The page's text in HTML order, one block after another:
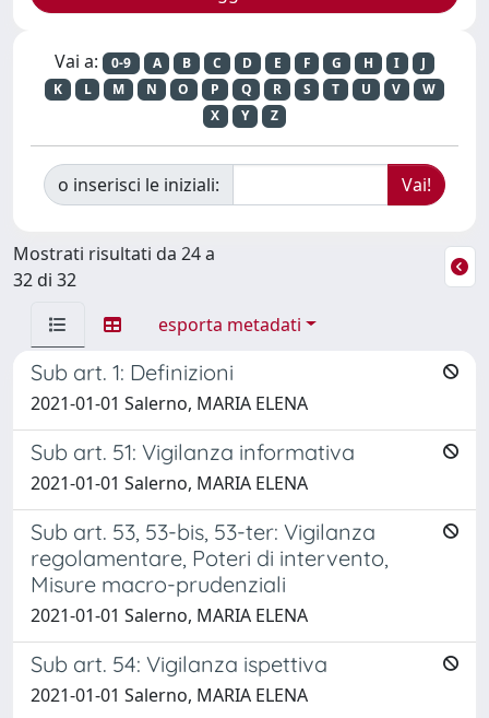
Vai a: 0-9 A B C D E F G H I
J
K
L M N O P Q R S T U V
W
X
Y Z
o inserisci le iniziali:
Mostrati risultati da 24 a
32 di 32
esporta metadati
Sub art. 1: Definizioni
2021-01-01 Salerno, MARIA ELENA
Sub art. 51: Vigilanza informativa
2021-01-01 Salerno, MARIA ELENA
Sub art. 53, 53-bis, 53-ter: Vigilanza
regolamentare, Poteri di intervento,
Misure macro-prudenziali
2021-01-01 Salerno, MARIA ELENA
Sub art. 54: Vigilanza ispettiva
2021-01-01 Salerno, MARIA ELENA